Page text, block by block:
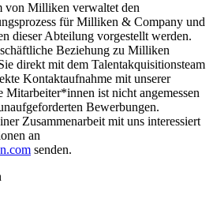
von Milliken verwaltet den
für Milliken & Company und
dieser Abteilung vorgestellt werden.
Beziehung zu Milliken
direkt mit dem Talentakquisitionsteam
Kontaktaufnahme mit unserer
Mitarbeiter*innen ist nicht angemessen
Bewerbungen.
Zusammenarbeit mit uns interessiert
an
senden.